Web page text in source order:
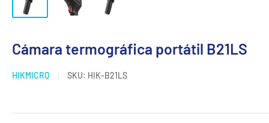
Cámara termográfica portátil B21LS
HIKMICRO SKU: HIK-B21LS